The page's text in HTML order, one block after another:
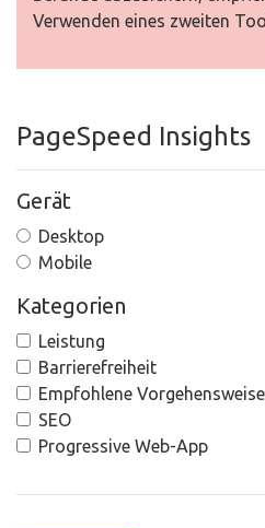
Verwenden eines zweiten
PageSpeed Insights
Gerät
Desktop
Mobile
Kategorien
Leistung
Barrierefreiheit
Empfohlene Vorgehensweise
SEO
Progressive Web-App